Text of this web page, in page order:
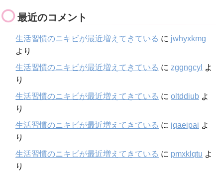
最近のコメント
生活習慣のニキビが最近増えてきている に jwhyxkmg
より
生活習慣のニキビが最近増えてきている に zggngcyl よ
り
生活習慣のニキビが最近増えてきている に oltddiub よ
り
生活習慣のニキビが最近増えてきている に jqaeipai よ
り
生活習慣のニキビが最近増えてきている に pmxklqtu よ
り